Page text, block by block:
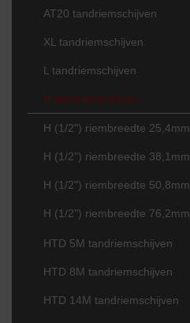
AT20 tandriemschijven
XL tandriemschijven
L tandriemschijven
H tandriemschijven
H (1/2") riembreedte 25,4mm
H (1/2") riembreedte 38,1mm
H (1/2") riembreedte 50,8mm
H (1/2") riembreedte 76,2mm
HTD 5M tandriemschijven
HTD 8M tandriemschijven
HTD 14M tandriemschijven